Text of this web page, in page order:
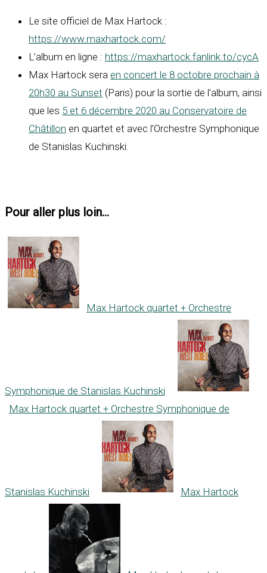
Le site officiel de Max Hartock :
https://www.maxhartock.com/
L’album en ligne : https://maxhartock.fanlink.to/cycA
Max Hartock sera en concert le 8 octobre prochain à
20h30 au Sunset (Paris) pour la sortie de l’album, ainsi
que les 5 et 6 décembre 2020 au Conservatoire de
Châtillon en quartet et avec l’Orchestre Symphonique
de Stanislas Kuchinski.
Pour aller plus loin...
Max Hartock quartet + Orchestre
Symphonique de Stanislas Kuchinski
Max Hartock quartet + Orchestre Symphonique de
Stanislas Kuchinski Max Hartock